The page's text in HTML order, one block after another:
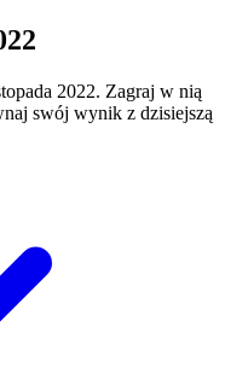
2022. Zagraj w nią
swój wynik z dzisiejszą